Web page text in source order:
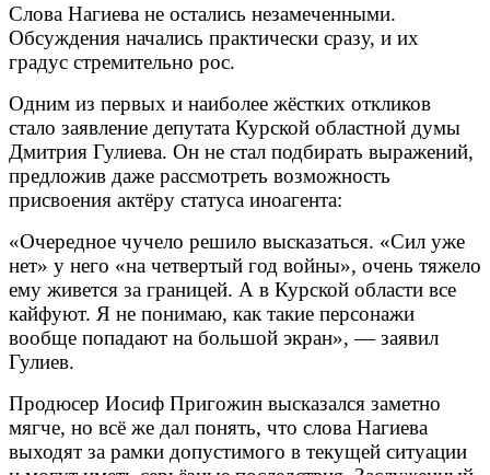
Слова Нагиева не остались незамеченными.
Обсуждения начались практически сразу, и их
градус стремительно рос.
Одним из первых и наиболее жёстких откликов
стало заявление депутата Курской областной думы
Дмитрия Гулиева. Он не стал подбирать выражений,
предложив даже рассмотреть возможность
присвоения актёру статуса иноагента:
«Очередное чучело решило высказаться. «Сил уже
нет» у него «на четвертый год войны», очень тяжело
ему живется за границей. А в Курской области все
кайфуют. Я не понимаю, как такие персонажи
вообще попадают на большой экран», — заявил
Гулиев.
Продюсер Иосиф Пригожин высказался заметно
мягче, но всё же дал понять, что слова Нагиева
выходят за рамки допустимого в текущей ситуации